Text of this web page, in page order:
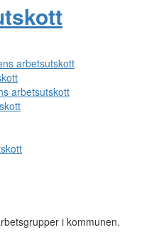
arbetsutskott
arbetsutskott
i kommunen.